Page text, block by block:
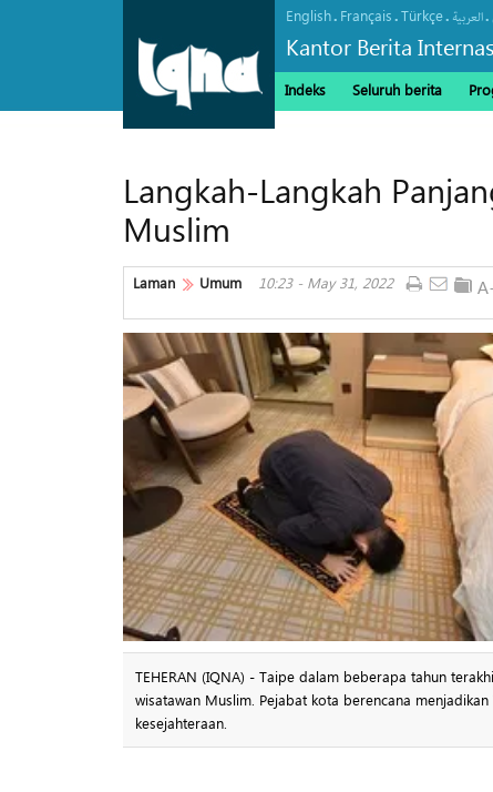
English. Français.Türkçe. العربیة.
Kantor Berita
Indeks Seluruh berita
Langkah-Langkah
Muslim
Laman Umum 10:23 - May 31, 2022
TEHERAN (IQNA) - Taipe dalam beberapa tahun
wisatawan Muslim. Pejabat kota berencana
kesejahteraan.